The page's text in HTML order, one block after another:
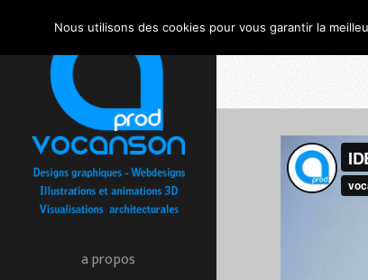
a propos
Nous utilisons des cookies pour vous garantir la